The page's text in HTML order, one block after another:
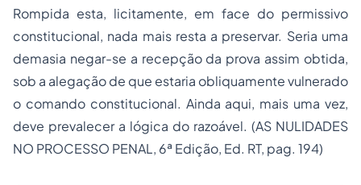
Rompida esta, licitamente, em face do permissivo
constitucional, nada mais resta a preservar. Seria uma
demasia negar-se a recepção da prova assim obtida,
sob a alegação de que estaria obliquamente vulnerado
o comando constitucional. Ainda aqui, mais uma vez,
deve prevalecer a lógica do razoável. (AS NULIDADES
NO PROCESSO PENAL, 6ª Edição, Ed. RT, pag. 194)